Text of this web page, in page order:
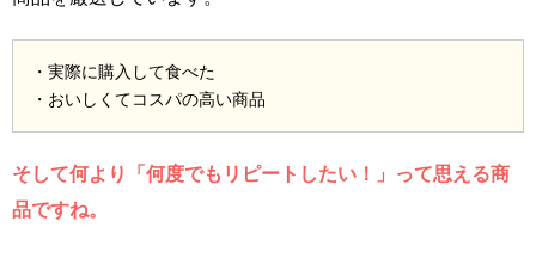
・実際に購入して食べた
・おいしくてコスパの高い商品
そして何より「何度でもリピートしたい！」って思える商
品ですね。